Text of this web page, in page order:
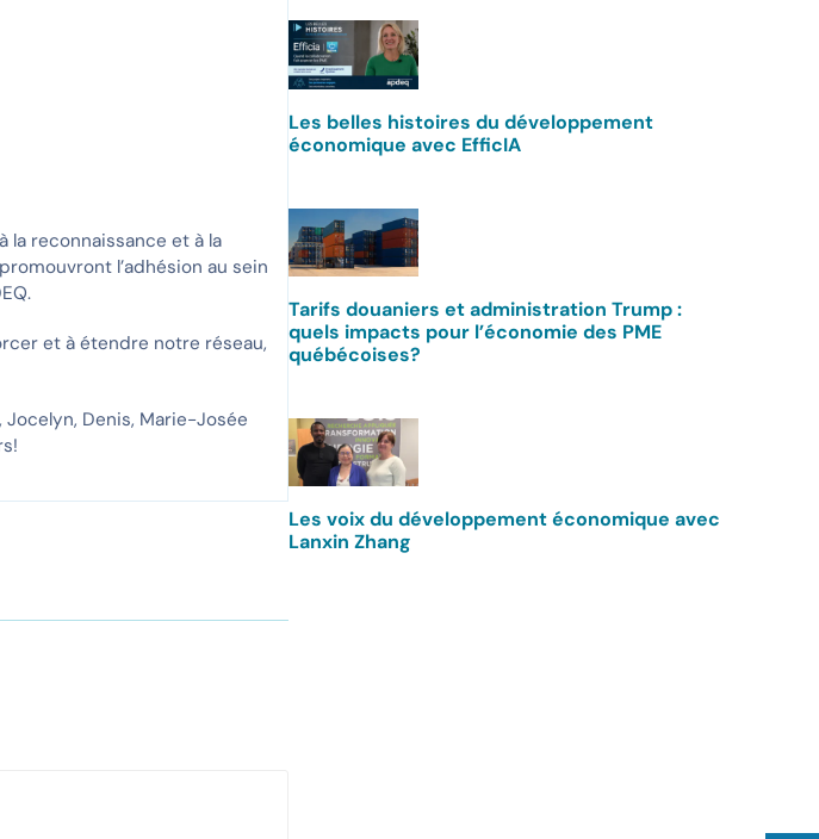
la reconnaissance et à la
l’adhésion au sein
et à étendre notre réseau,
Denis, Marie-Josée
Les belles histoires du développement
économique avec EfficIA
Tarifs douaniers et administration Trump :
quels impacts pour l’économie des PME
québécoises?
Les voix du développement économique avec
Lanxin Zhang